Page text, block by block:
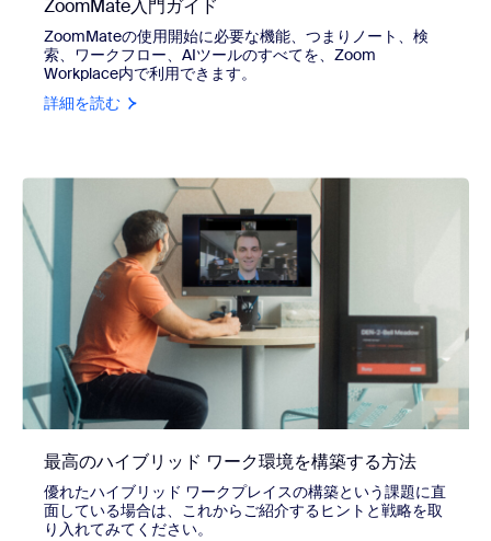
ZoomMate入門ガイド
ZoomMateの使用開始に必要な機能、つまりノート、検
索、ワークフロー、AIツールのすべてを、Zoom
Workplace内で利用できます。
詳細を読む
最高のハイブリッド ワーク環境を構築する方法
優れたハイブリッド ワークプレイスの構築という課題に直
面している場合は、これからご紹介するヒントと戦略を取
り入れてみてください。